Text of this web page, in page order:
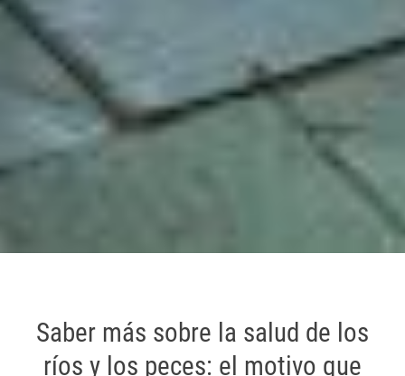
Saber más sobre la salud de los
ríos y los peces: el motivo que